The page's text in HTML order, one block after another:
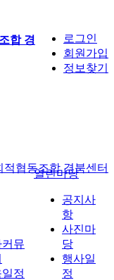
로그인
회원가입
정보찾기
합 경
뮤
정
열린마당
공지사
항
사진마
당
행사일
정